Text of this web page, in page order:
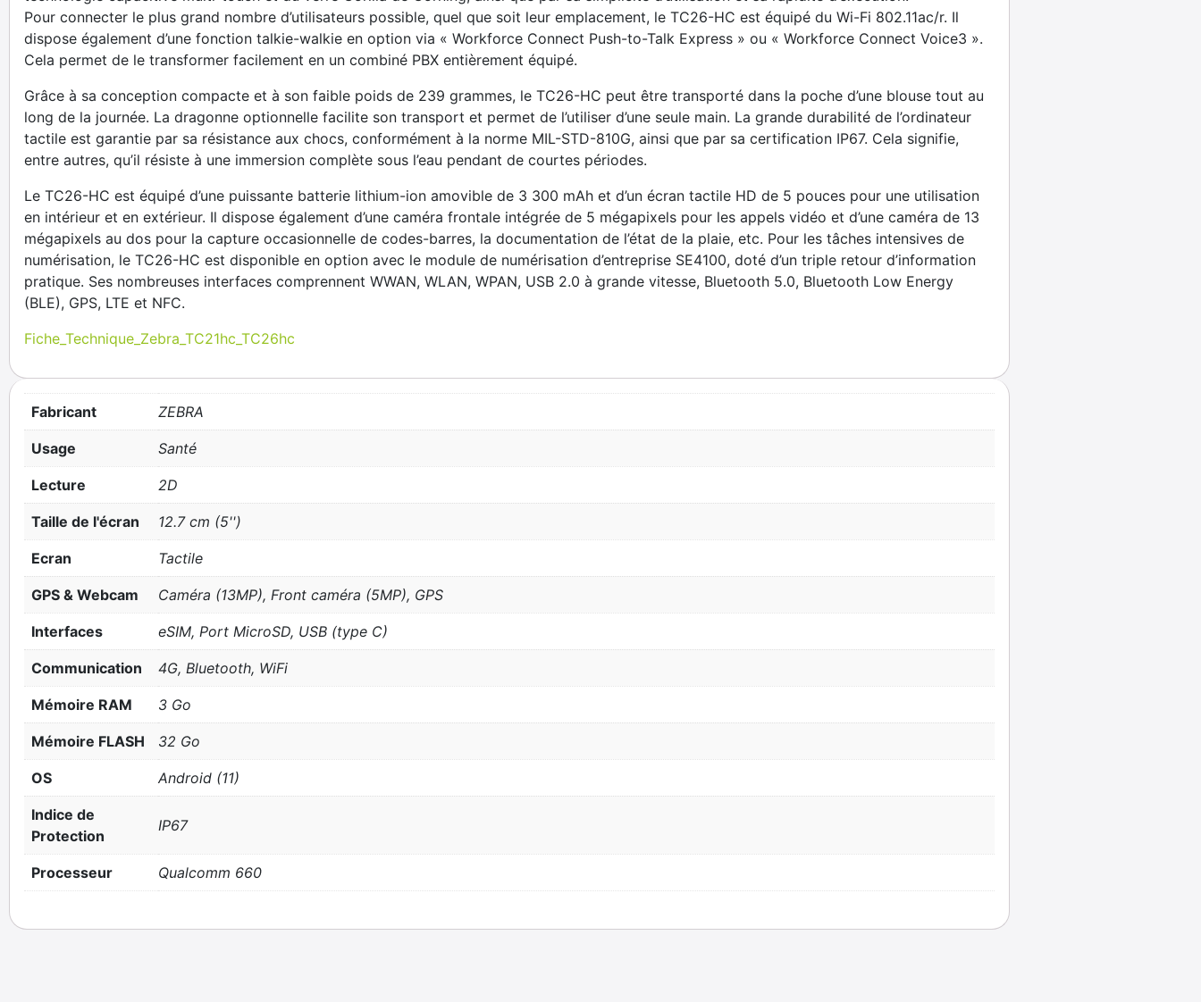
Pour connecter le plus grand nombre d’utilisateurs possible, quel que soit leur emplacement, le TC26-HC est équipé du Wi-Fi 802.11ac/r. Il
dispose également d’une fonction talkie-walkie en option via « Workforce Connect Push-to-Talk Express » ou « Workforce Connect Voice3 ».
Cela permet de le transformer facilement en un combiné PBX entièrement équipé.
Grâce à sa conception compacte et à son faible poids de 239 grammes, le TC26-HC peut être transporté dans la poche d’une blouse tout au
long de la journée. La dragonne optionnelle facilite son transport et permet de l’utiliser d’une seule main. La grande durabilité de l’ordinateur
tactile est garantie par sa résistance aux chocs, conformément à la norme MIL-STD-810G, ainsi que par sa certification IP67. Cela signifie,
entre autres, qu’il résiste à une immersion complète sous l’eau pendant de courtes périodes.
Le TC26-HC est équipé d’une puissante batterie lithium-ion amovible de 3 300 mAh et d’un écran tactile HD de 5 pouces pour une utilisation
en intérieur et en extérieur. Il dispose également d’une caméra frontale intégrée de 5 mégapixels pour les appels vidéo et d’une caméra de 13
mégapixels au dos pour la capture occasionnelle de codes-barres, la documentation de l’état de la plaie, etc. Pour les tâches intensives de
numérisation, le TC26-HC est disponible en option avec le module de numérisation d’entreprise SE4100, doté d’un triple retour d’information
pratique. Ses nombreuses interfaces comprennent WWAN, WLAN, WPAN, USB 2.0 à grande vitesse, Bluetooth 5.0, Bluetooth Low Energy
(BLE), GPS, LTE et NFC.
Fiche_Technique_Zebra_TC21hc_TC26hc
Fabricant ZEBRA
Usage Santé
Lecture 2D
Taille de l'écran 12.7 cm (5'')
Ecran Tactile
GPS & Webcam Caméra (13MP), Front caméra (5MP), GPS
Interfaces eSIM, Port MicroSD, USB (type C)
Communication 4G, Bluetooth, WiFi
Mémoire RAM 3 Go
Mémoire FLASH 32 Go
OS Android (11)
Indice de
Protection
IP67
Processeur Qualcomm 660